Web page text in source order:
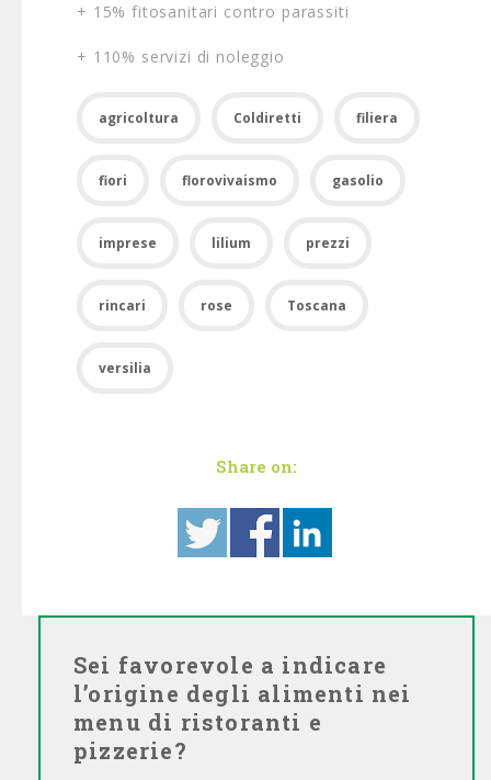
+ 15% fitosanitari contro parassiti
+ 110% servizi di noleggio
agricoltura Coldiretti filiera
fiori florovivaismo gasolio
imprese lilium prezzi
rincari rose Toscana
versilia
Share on:
Sei favorevole a indicare
l’origine degli alimenti nei
menu di ristoranti e
pizzerie?